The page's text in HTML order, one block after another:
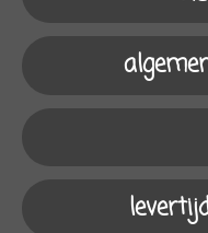
b
o
k